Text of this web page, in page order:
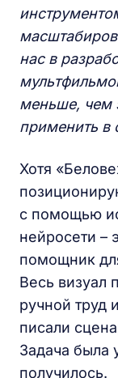
нас в
меньше, чем
применить в
Хотя
с помощью
нейросети –
помощник
Весь визуал
ручной труд
писали
Задача была
получилось.